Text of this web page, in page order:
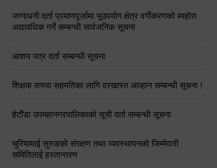
जग्गाधनी दर्ता प्रमाणपूर्जामा भूउपयोग क्षेत्र वर्गीकरणको ब्यहोरा
अद्यावधिक गर्ने सम्बन्धी सार्वजनिक सूचना
आशय पत्र दर्ता सम्बन्धी सूचना
शिक्षक सरुवा सहमतिका लागि दरखास्त आव्हान सम्बन्धी सूचना !
हेटौंडा उपमहानगरपालिकाको सूची दर्ता सम्बन्धी सूचना
चुरियामाई सुरुङको संरक्षण तथा व्यवस्थापनको जिम्मेवारी
समितिलाई हस्तान्तरण